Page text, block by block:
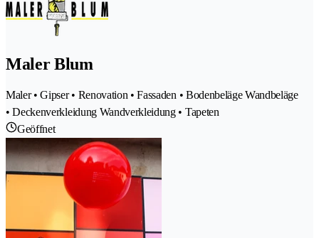
Maler Blum
Maler • Gipser • Renovation • Fassaden • Bodenbeläge Wandbeläge
• Deckenverkleidung Wandverkleidung • Tapeten
Geöffnet